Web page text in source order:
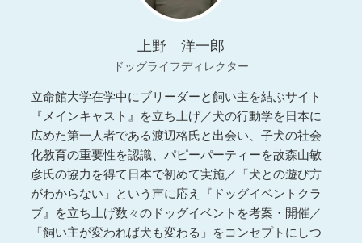
上野 洋一郎
ドッグライフディレクター
立命館大学在学中にブリーダーと飼い主を結ぶサイト
『メインキャスト』を立ち上げ／犬の行動学を日本に
広めた第一人者である渡辺格氏と出会い、子犬の社会
化教育の重要性を認識、パピーパーティーを故森山敏
彦氏の協力を得て日本で初めて実施／「犬との遊び方
がわからない」という声に応え『ドッグイベントクラ
ブ』を立ち上げ数々のドッグイベントを考案・開催／
「飼い主が変われば犬も変わる」をコンセプトにしつ